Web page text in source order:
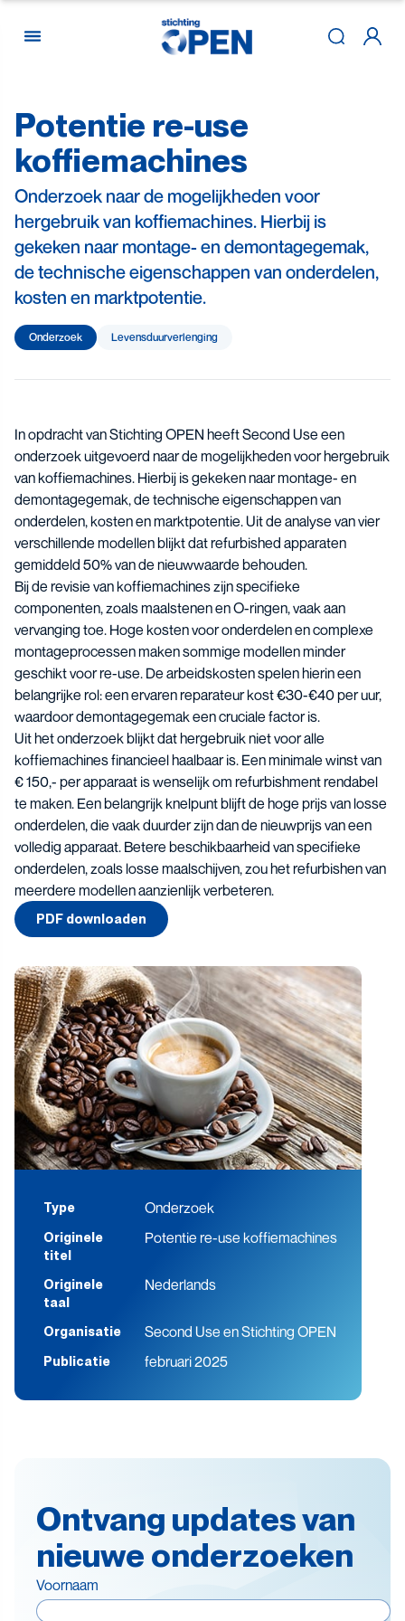
Skip to content
Potentie re-use
koffiemachines
Onderzoek naar de mogelijkheden voor
hergebruik van koffiemachines. Hierbij is
gekeken naar montage- en demontagegemak,
de technische eigenschappen van onderdelen,
kosten en marktpotentie.
Onderzoek Levensduur­verlenging
In opdracht van Stichting OPEN heeft Second Use een
onderzoek uitgevoerd naar de mogelijkheden voor hergebruik
van koffiemachines. Hierbij is gekeken naar montage- en
demontagegemak, de technische eigenschappen van
onderdelen, kosten en marktpotentie. Uit de analyse van vier
verschillende modellen blijkt dat refurbished apparaten
gemiddeld 50% van de nieuwwaarde behouden.
Bij de revisie van koffiemachines zijn specifieke
componenten, zoals maalstenen en O-ringen, vaak aan
vervanging toe. Hoge kosten voor onderdelen en complexe
montageprocessen maken sommige modellen minder
geschikt voor re-use. De arbeidskosten spelen hierin een
belangrijke rol: een ervaren reparateur kost €30-€40 per uur,
waardoor demontagegemak een cruciale factor is.
Uit het onderzoek blijkt dat hergebruik niet voor alle
koffiemachines financieel haalbaar is. Een minimale winst van
€ 150,- per apparaat is wenselijk om refurbishment rendabel
te maken. Een belangrijk knelpunt blijft de hoge prijs van losse
onderdelen, die vaak duurder zijn dan de nieuwprijs van een
volledig apparaat. Betere beschikbaarheid van specifieke
onderdelen, zoals losse maalschijven, zou het refurbishen van
meerdere modellen aanzienlijk verbeteren.
PDF downloaden
Type Onderzoek
Originele
titel
Potentie re-use koffiemachines
Originele
taal
Nederlands
Organisatie Second Use en Stichting OPEN
Publicatie februari 2025
Ontvang updates van
nieuwe onderzoeken
Voornaam